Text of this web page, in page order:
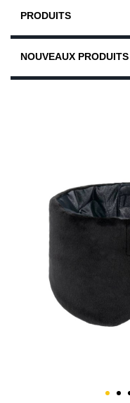
PRODUITS
NOUVEAUX PRODUITS